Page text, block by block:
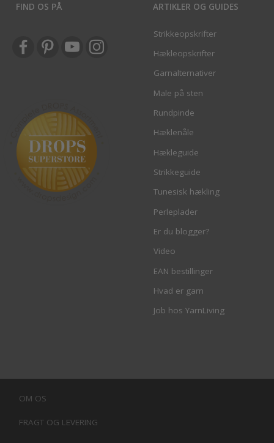
FIND OS PÅ ARTIKLER OG GUIDES
Strikkeopskrifter
Hækleopskrifter
Garnalternativer
Male på sten
Rundpinde
Hæklenåle
Hækleguide
Strikkeguide
Tunesisk hækling
Perleplader
Er du blogger?
Video
EAN bestillinger
Hvad er garn
Job hos YarnLiving
OM OS
FRAGT OG LEVERING